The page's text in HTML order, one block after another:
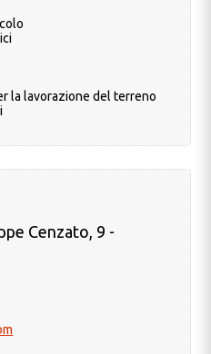
la lavorazione del terreno
Cenzato, 9 -